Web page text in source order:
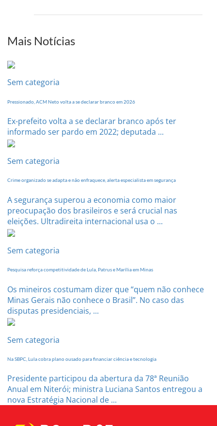
PI
Mais Notícias
Sem categoria
Pressionado, ACM Neto volta a se declarar branco em 2026
Ex-prefeito volta a se declarar branco após ter
informado ser pardo em 2022; deputada ...
Sem categoria
Crime organizado se adapta e não enfraquece, alerta especialista em segurança
A segurança superou a economia como maior
preocupação dos brasileiros e será crucial nas
eleições. Ultradireita internacional usa o ...
Sem categoria
Pesquisa reforça competitividade de Lula, Patrus e Marília em Minas
Os mineiros costumam dizer que “quem não conhece
Minas Gerais não conhece o Brasil”. No caso das
disputas presidenciais, ...
Sem categoria
Na SBPC, Lula cobra plano ousado para financiar ciência e tecnologia
Presidente participou da abertura da 78ª Reunião
Anual em Niterói; ministra Luciana Santos entregou a
nova Estratégia Nacional de ...